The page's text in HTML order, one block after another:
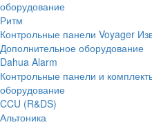
оборудование
Ритм
Контрольные панели Voyager
Дополнительное оборудование
Dahua Alarm
Контрольные панели и
оборудование
CCU (R&DS)
Альтоника